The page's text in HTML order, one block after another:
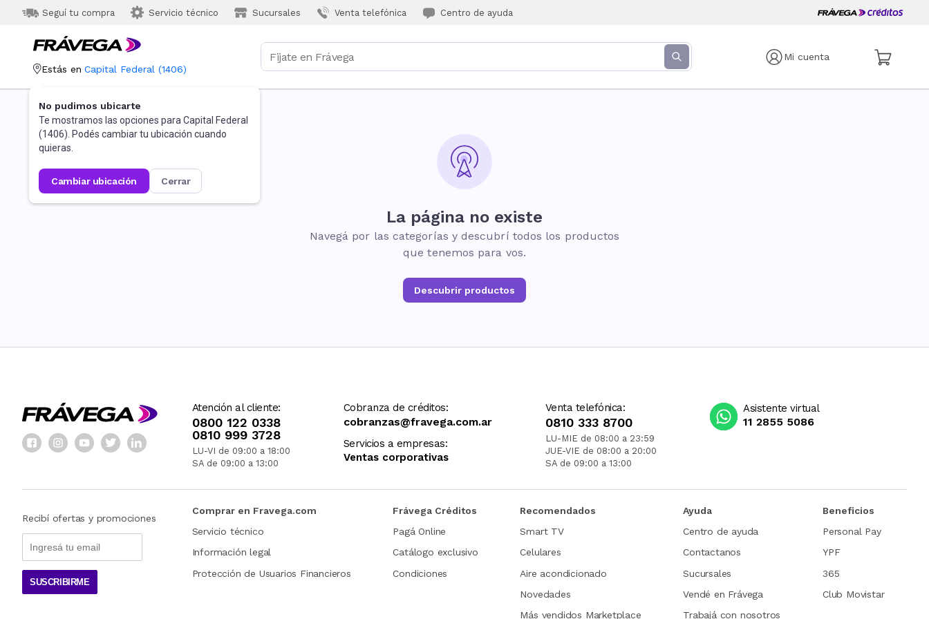
Seguí tu compra Servicio técnico Sucursales Venta telefónica Centro de ayuda
Mi cuenta
Estás en Capital Federal (1406)
No pudimos ubicarte
Te mostramos las opciones para Capital Federal
(1406). Podés cambiar tu ubicación cuando
quieras.
cambiar ubicación cerrar
La página no existe
Navegá por las categorías y descubrí todos los productos
que tenemos para vos.
Descubrir productos
Atención al cliente:
0800 122 0338
0810 999 3728
LU-VI de 09:00 a 18:00
SA de 09:00 a 13:00
Cobranza de créditos:
cobranzas@fravega.com.ar
Servicios a empresas:
Ventas corporativas
Venta telefónica:
0810 333 8700
LU-MIE de 08:00 a 23:59
JUE-VIE de 08:00 a 20:00
SA de 09:00 a 13:00
Asistente virtual
11 2855 5086
Recibí ofertas y promociones
SUSCRIBIRME
Comprar en Fravega.com
Servicio técnico
Información legal
Protección de Usuarios Financieros
Frávega Créditos
Pagá Online
Catálogo exclusivo
Condiciones
Recomendados
Smart TV
Celulares
Aire acondicionado
Novedades
Más vendidos Marketplace
Ayuda
Centro de ayuda
Contactanos
Sucursales
Vendé en Frávega
Trabajá con nosotros
Beneficios
Personal Pay
YPF
365
Club Movistar